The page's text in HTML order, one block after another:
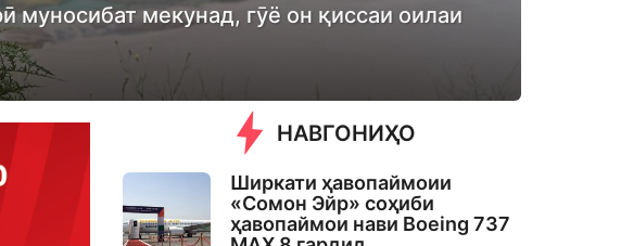
муносибат мекунад, гӯё он қиссаи оилаи
НАВГОНИҲО
Ширкати ҳавопаймоии
«Сомон Эйр» соҳиби
ҳавопаймои нави Boeing 737